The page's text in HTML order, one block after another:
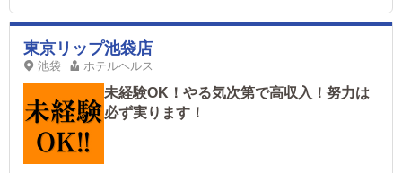
東京リップ池袋店
池袋 ホテルヘルス
未経験OK！やる気次第で高収入！努力は
必ず実ります！